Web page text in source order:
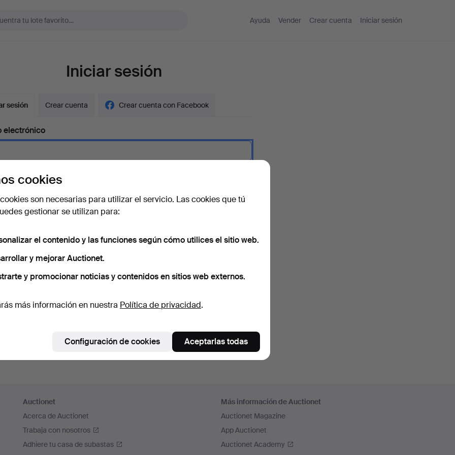
Ayuda Vender Crear cuenta Iniciar sesión
Iniciar sesión
sesión Crear cuenta Crear cuenta con Facebook
electrónico
la contraseña?
Auctionet
Acerca de Auctionet
Trabaja con nosotros
Adhiere tu casa de subastas
Más información de Auctionet
Auctionet Magazine
App Auctionet
Auctionet Academy
cookies
son necesarias para utilizar el servicio. Las cookies que tú
gestionar se utilizan para:
el contenido y las funciones según cómo utilices el sitio web.
y mejorar Auctionet.
y promocionar noticias y contenidos en sitios web externos.
más información en nuestra Política de privacidad.
Configuración de cookies Aceptarlas todas